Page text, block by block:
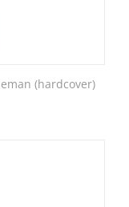
(hardcover)